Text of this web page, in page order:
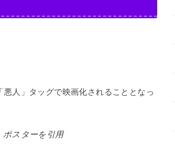
人」タッグで映画化されることとなっ
スターを引用